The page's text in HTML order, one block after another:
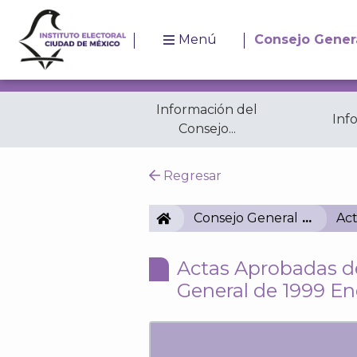
Menú Consejo
Información del
Consejo...
Resoluciones
Regresar
IECMConsejo General
Actas Aprobadas
General de 1999